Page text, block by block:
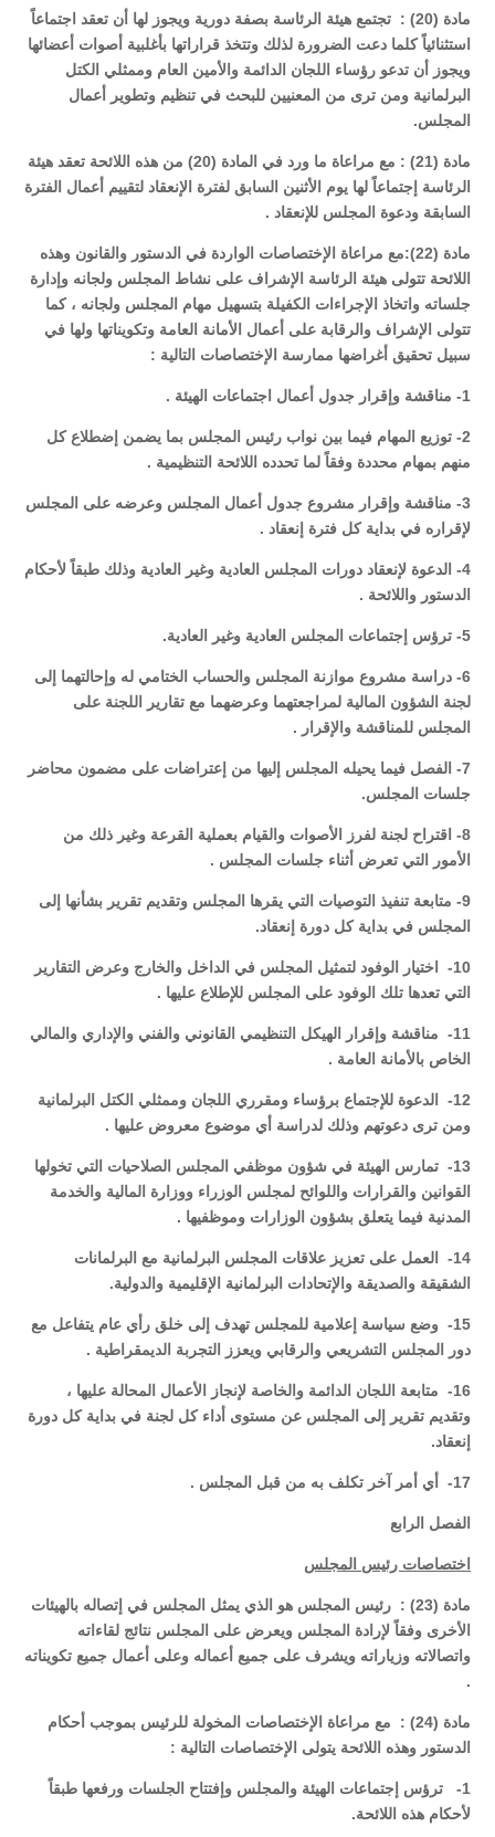
مادة (20) : تجتمع هيئة الرئاسة بصفة دورية ويجوز لها أن تعقد اجتماعاً
استثنائياً كلما دعت الضرورة لذلك وتتخذ قراراتها بأغلبية أصوات أعضائها
ويجوز أن تدعو رؤساء اللجان الدائمة والأمين العام وممثلي الكتل
البرلمانية ومن ترى من المعنيين للبحث في تنظيم وتطوير أعمال
المجلس.
مادة (21) : مع مراعاة ما ورد في المادة (20) من هذه اللائحة تعقد هيئة
الرئاسة إجتماعاً لها يوم الأثنين السابق لفترة الإنعقاد لتقييم أعمال الفترة
السابقة ودعوة المجلس للإنعقاد .
مادة (22):مع مراعاة الإختصاصات الواردة في الدستور والقانون وهذه
اللائحة تتولى هيئة الرئاسة الإشراف على نشاط المجلس ولجانه وإدارة
جلساته واتخاذ الإجراءات الكفيلة بتسهيل مهام المجلس ولجانه ، كما
تتولى الإشراف والرقابة على أعمال الأمانة العامة وتكويناتها ولها في
سبيل تحقيق أغراضها ممارسة الإختصاصات التالية :
1- مناقشة وإقرار جدول أعمال اجتماعات الهيئة .
2- توزيع المهام فيما بين نواب رئيس المجلس بما يضمن إضطلاع كل
منهم بمهام محددة وفقاً لما تحدده اللائحة التنظيمية .
3- مناقشة وإقرار مشروع جدول أعمال المجلس وعرضه على المجلس
لإقراره في بداية كل فترة إنعقاد .
4- الدعوة لإنعقاد دورات المجلس العادية وغير العادية وذلك طبقاً لأحكام
الدستور واللائحة .
5- ترؤس إجتماعات المجلس العادية وغير العادية.
6- دراسة مشروع موازنة المجلس والحساب الختامي له وإحالتهما إلى
لجنة الشؤون المالية لمراجعتهما وعرضهما مع تقارير اللجنة على
المجلس للمناقشة والإقرار .
7- الفصل فيما يحيله المجلس إليها من إعتراضات على مضمون محاضر
جلسات المجلس.
8- اقتراح لجنة لفرز الأصوات والقيام بعملية القرعة وغير ذلك من
الأمور التي تعرض أثناء جلسات المجلس .
9- متابعة تنفيذ التوصيات التي يقرها المجلس وتقديم تقرير بشأنها إلى
المجلس في بداية كل دورة إنعقاد.
10- اختيار الوفود لتمثيل المجلس في الداخل والخارج وعرض التقارير
التي تعدها تلك الوفود على المجلس للإطلاع عليها .
11- مناقشة وإقرار الهيكل التنظيمي القانوني والفني والإداري والمالي
الخاص بالأمانة العامة .
12- الدعوة للإجتماع برؤساء ومقرري اللجان وممثلي الكتل البرلمانية
ومن ترى دعوتهم وذلك لدراسة أي موضوع معروض عليها .
13- تمارس الهيئة في شؤون موظفي المجلس الصلاحيات التي تخولها
القوانين والقرارات واللوائح لمجلس الوزراء ووزارة المالية والخدمة
المدنية فيما يتعلق بشؤون الوزارات وموظفيها .
14- العمل على تعزيز علاقات المجلس البرلمانية مع البرلمانات
الشقيقة والصديقة والإتحادات البرلمانية الإقليمية والدولية.
15- وضع سياسة إعلامية للمجلس تهدف إلى خلق رأي عام يتفاعل مع
دور المجلس التشريعي والرقابي ويعزز التجربة الديمقراطية .
16- متابعة اللجان الدائمة والخاصة لإنجاز الأعمال المحالة عليها ،
وتقديم تقرير إلى المجلس عن مستوى أداء كل لجنة في بداية كل دورة
إنعقاد.
17- أي أمر آخر تكلف به من قبل المجلس .
الفصل الرابع
اختصاصات رئيس المجلس
مادة (23) : رئيس المجلس هو الذي يمثل المجلس في إتصاله بالهيئات
الأخرى وفقاً لإرادة المجلس ويعرض على المجلس نتائج لقاءاته
واتصالاته وزياراته ويشرف على جميع أعماله وعلى أعمال جميع تكويناته
.
مادة (24) : مع مراعاة الإختصاصات المخولة للرئيس بموجب أحكام
الدستور وهذه اللائحة يتولى الإختصاصات التالية :
1- ترؤس إجتماعات الهيئة والمجلس وإفتتاح الجلسات ورفعها طبقاً
لأحكام هذه اللائحة.